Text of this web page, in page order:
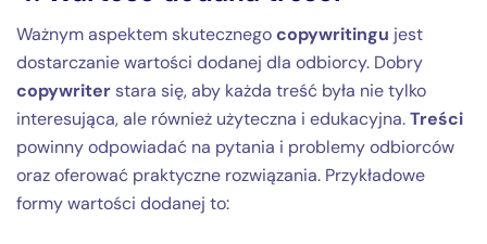
Ważnym aspektem skutecznegocopywritingu jest
dostarczanie wartości dodanej dla odbiorcy. Dobry
copywriter stara się, aby każda treść była nie tylko
interesująca, ale również użyteczna i edukacyjna.Treści
powinny odpowiadać na pytania i problemy odbiorców
oraz oferować praktyczne rozwiązania. Przykładowe
formy wartości dodanej to: